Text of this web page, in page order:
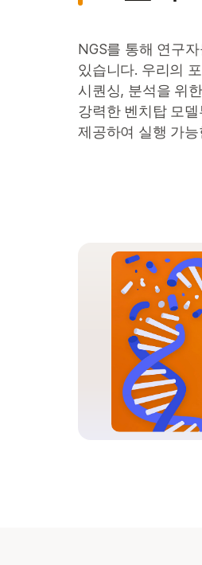
NGS를 통해 연구
있습니다. 우리의
시퀀싱, 분석을 위
강력한 벤치탑 모
제공하여 실행 가